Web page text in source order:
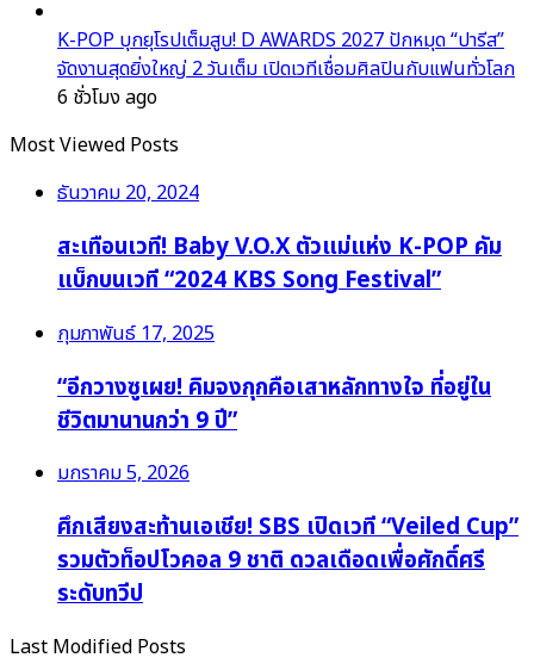
K-POP บุกยุโรปเต็มสูบ! D AWARDS 2027 ปักหมุด “ปารีส”
จัดงานสุดยิ่งใหญ่ 2 วันเต็ม เปิดเวทีเชื่อมศิลปินกับแฟนทั่วโลก
6 ชั่วโมง ago
Most Viewed Posts
ธันวาคม 20, 2024
สะเทือนเวที! Baby V.O.X ตัวแม่แห่ง K-POP คัม
แบ็กบนเวที “2024 KBS Song Festival”
กุมภาพันธ์ 17, 2025
“อีกวางซูเผย! คิมจงกุกคือเสาหลักทางใจ ที่อยู่ใน
ชีวิตมานานกว่า 9 ปี”
มกราคม 5, 2026
ศึกเสียงสะท้านเอเชีย! SBS เปิดเวที “Veiled Cup”
รวมตัวท็อปโวคอล 9 ชาติ ดวลเดือดเพื่อศักดิ์ศรี
ระดับทวีป
Last Modified Posts